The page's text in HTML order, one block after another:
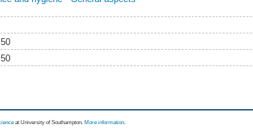
at University of Southampton. More information.